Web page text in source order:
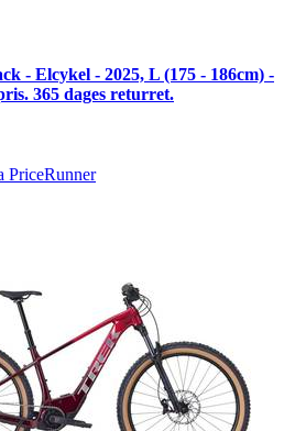
- Elcykel - 2025, L (175 - 186cm) -
365 dages returret.
PriceRunner